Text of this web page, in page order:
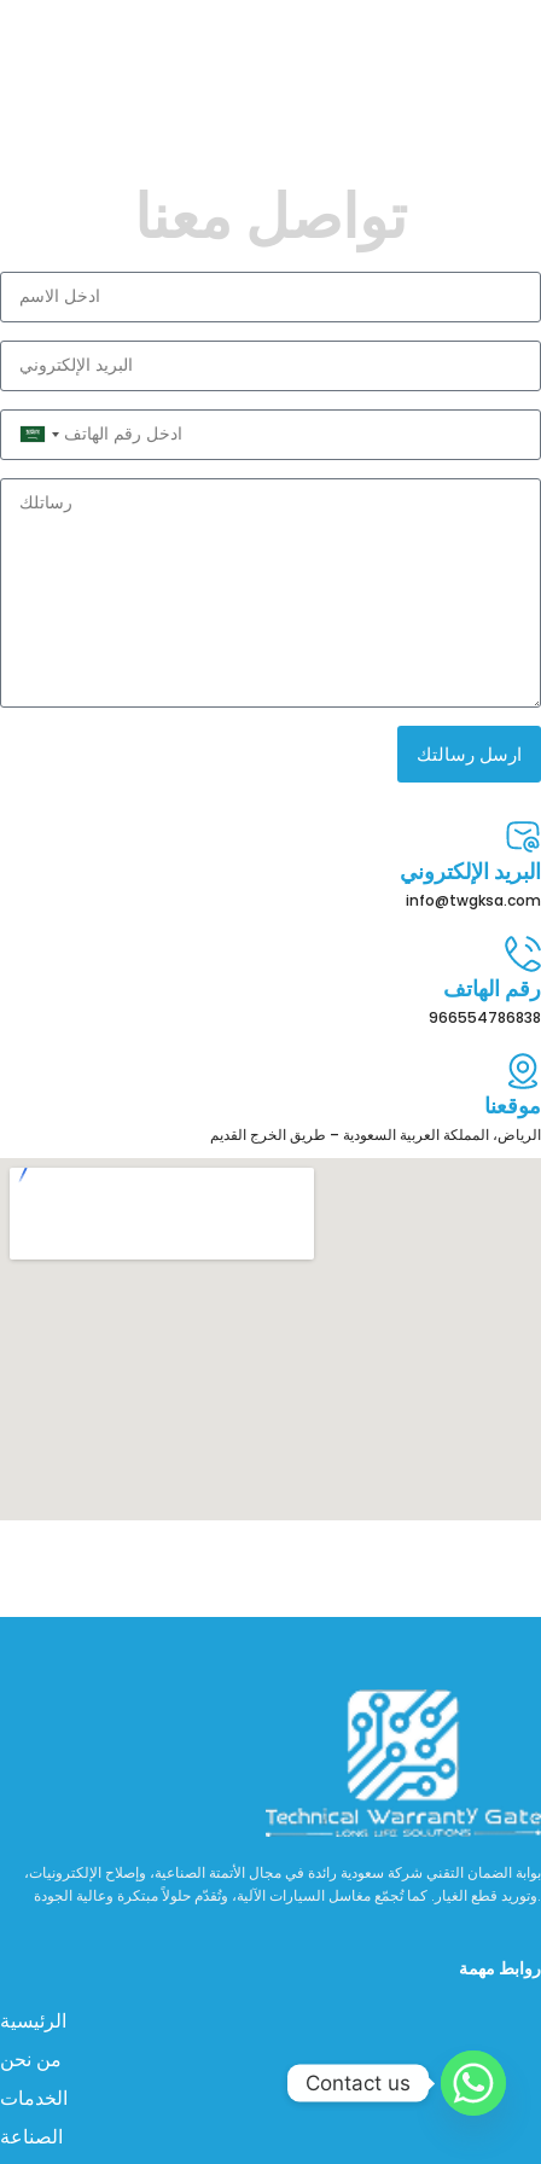
تواصل معنا
Saudi
Arabia
+966
ارسل رسالتك
البريد الإلكتروني
info@twgksa.com
رقم الهاتف
966554786838
موقعنا
الرياض، المملكة العربية السعودية – طريق الخرج القديم
بوابة الضمان التقني شركة سعودية رائدة في مجال الأتمتة الصناعية، وإصلاح الإلكترونيات،
وتوريد قطع الغيار. كما تُجمّع مغاسل السيارات الآلية، وتُقدّم حلولاً مبتكرة وعالية الجودة.
روابط مهمة
الرئيسية
من نحن
الخدمات
الصناعة
Contact us